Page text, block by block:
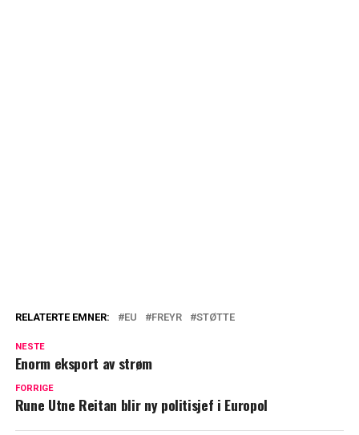
RELATERTE EMNER: EU FREYR STØTTE
NESTE
Enorm eksport av strøm
FORRIGE
Rune Utne Reitan blir ny politisjef i Europol